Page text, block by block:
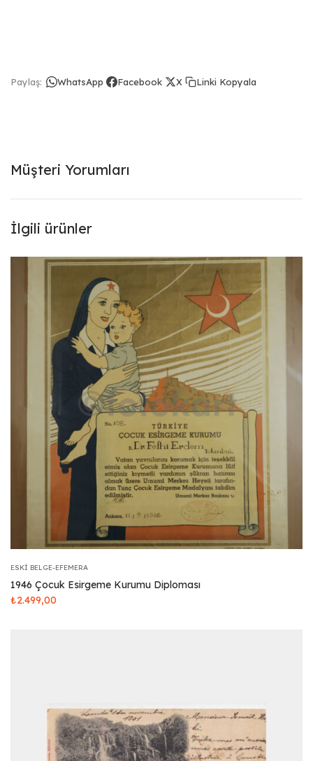
Paylaş: WhatsApp Facebook X Linki Kopyala
Müşteri Yorumları
İlgili ürünler
ESKI BELGE-EFEMERA
1946 Çocuk Esirgeme Kurumu Diploması
₺2.499,00